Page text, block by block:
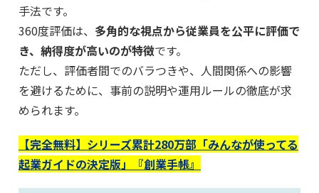
手法です。
360度評価は、 多角的な視点から従業員を公平に評価で
き、納得度が高いのが特徴です。
ただし、評価者間でのバラつきや、人間関係への影響
を避けるために、事前の説明や運用ルールの徹底が求
められます。
【完全無料】シリーズ累計280万部「みんなが使ってる
起業ガイドの決定版」『創業手帳』